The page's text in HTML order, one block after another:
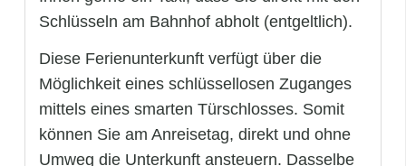
Schlüsseln am Bahnhof abholt (entgeltlich).
Diese Ferienunterkunft verfügt über die
Möglichkeit eines schlüssellosen Zuganges
mittels eines smarten Türschlosses. Somit
können Sie am Anreisetag, direkt und ohne
Umweg die Unterkunft ansteuern. Dasselbe